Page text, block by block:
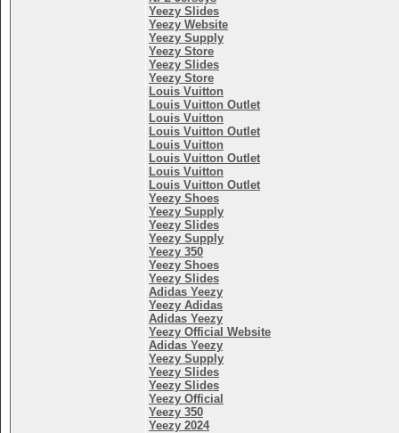
Yeezy Slides
Yeezy Website
Yeezy Supply
Yeezy Store
Yeezy Slides
Yeezy Store
Louis Vuitton
Louis Vuitton Outlet
Louis Vuitton
Louis Vuitton Outlet
Louis Vuitton
Louis Vuitton Outlet
Louis Vuitton
Louis Vuitton Outlet
Yeezy Shoes
Yeezy Supply
Yeezy Slides
Yeezy Supply
Yeezy 350
Yeezy Shoes
Yeezy Slides
Adidas Yeezy
Yeezy Adidas
Adidas Yeezy
Yeezy Official Website
Adidas Yeezy
Yeezy Supply
Yeezy Slides
Yeezy Slides
Yeezy Official
Yeezy 350
Yeezy 2024